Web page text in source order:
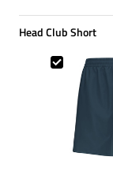
Head Club Short
Head Club Short